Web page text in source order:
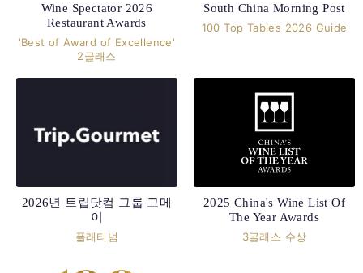
Wine Spectator 2026
Restaurant Awards
'Best of Award of Excellence'
2글래스
South China Morning Post
100 Top Tables 2026 Guide
2026년 트립닷컴 그룹 고메
이
플래티넘
2025 China's Wine List Of
The Year Awards
3글래스 수상